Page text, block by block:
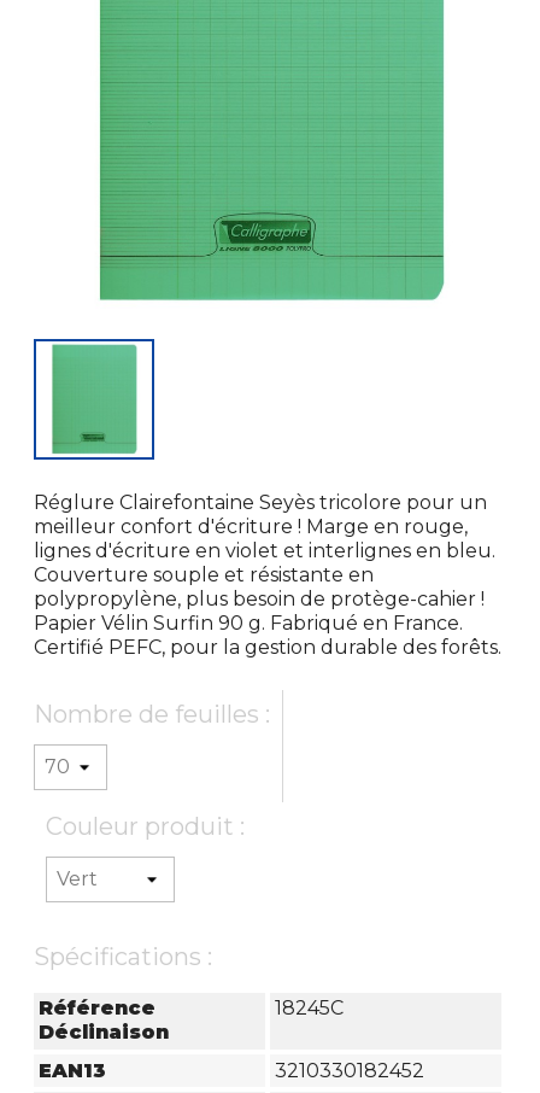
Réglure Clairefontaine Seyès tricolore pour un
meilleur confort d'écriture ! Marge en rouge,
lignes d'écriture en violet et interlignes en bleu.
Couverture souple et résistante en
polypropylène, plus besoin de protège-cahier !
Papier Vélin Surfin 90 g. Fabriqué en France.
Certifié PEFC, pour la gestion durable des forêts.
Nombre de feuilles :
Couleur produit :
Spécifications :
Référence
Déclinaison
18245C
EAN13
3210330182452